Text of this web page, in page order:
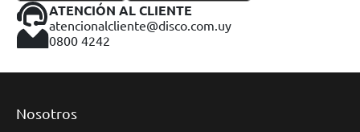
ATENCIÓN AL CLIENTE
atencionalcliente@disco.com.uy
0800 4242
Nosotros